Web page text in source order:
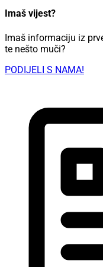
Imaš vijest?
Imaš informaciju iz
te nešto muči?
PODIJELI S NAMA!